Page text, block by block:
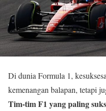
Di dunia Formula 1,
kemenangan balapan, tetapi
Tim-tim F1 yang paling